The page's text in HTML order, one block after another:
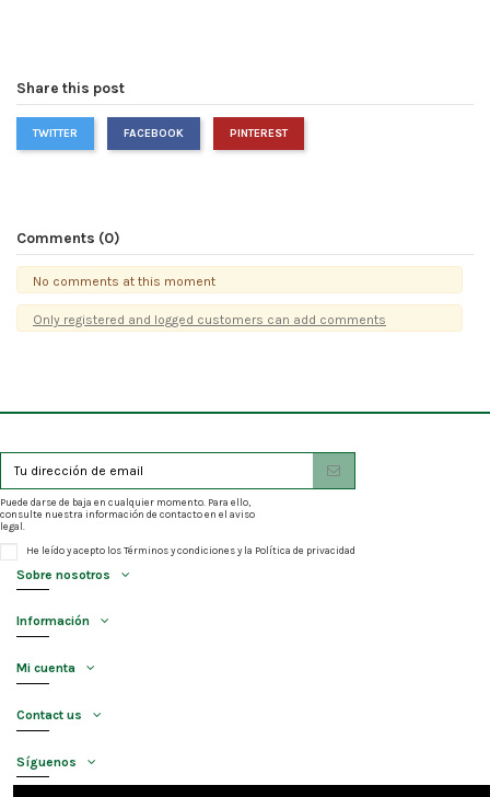
Share this post
TWITTER FACEBOOK PINTEREST
Comments (0)
No comments at this moment
Only registered and logged customers can add comments
Puede darse de baja en cualquier momento. Para ello,
consulte nuestra información de contacto en el aviso
legal.
He leído y acepto losTérminos y condicionesy la Política de privacidad
Sobre nosotros
Información
Mi cuenta
Contact us
Síguenos